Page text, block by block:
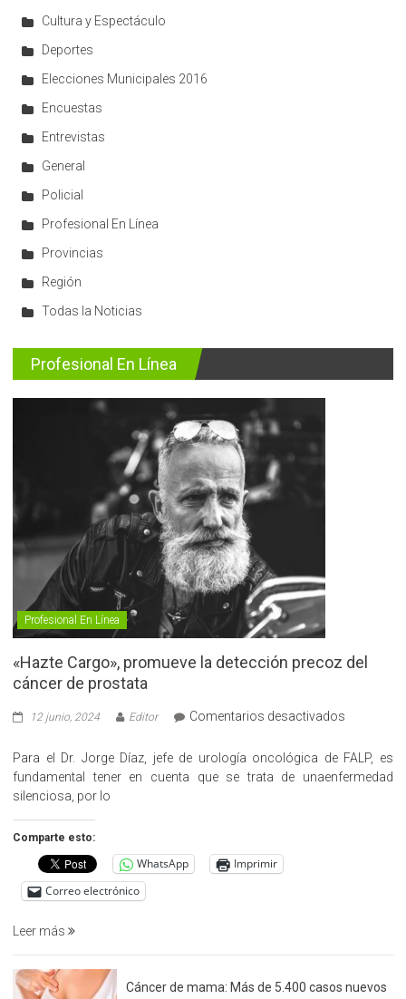
Cultura y Espectáculo
Deportes
Elecciones Municipales 2016
Encuestas
Entrevistas
General
Policial
Profesional En Línea
Provincias
Región
Todas la Noticias
Profesional En Línea
Profesional En Línea
«Hazte Cargo», promueve la detección precoz del
cáncer de prostata
12 junio, 2024 Editor Comentarios desactivados
Cargo»,
promueve
Para el Dr. Jorge Díaz, jefe de urología oncológica de FALP, es
fundamental tener en cuenta que se trata de unaenfermedad
silenciosa, por lo
Comparte esto:
WhatsApp
Imprimir
Correo electrónico
Leer más
Cáncer de mama: Más de 5.400 casos nuevos